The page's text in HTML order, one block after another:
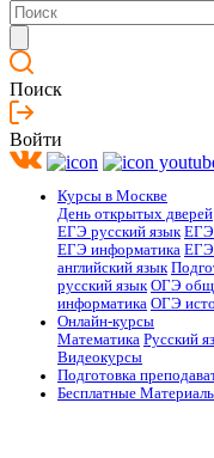
Поиск
Войти
Курсы в Москве
День открытых дверей
ЕГЭ русский язык ЕГЭ
ЕГЭ информатика ЕГЭ
английский язык
русский язык ОГЭ
информатика ОГЭ
Онлайн-курсы
Математика Русский
Видеокурсы
Подготовка
Бесплатные